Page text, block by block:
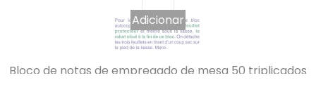
Bloco de notas de empregado de mesa 50 triplicados
Adicionar